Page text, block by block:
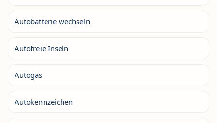
Autobatterie wechseln
Autofreie Inseln
Autogas
Autokennzeichen